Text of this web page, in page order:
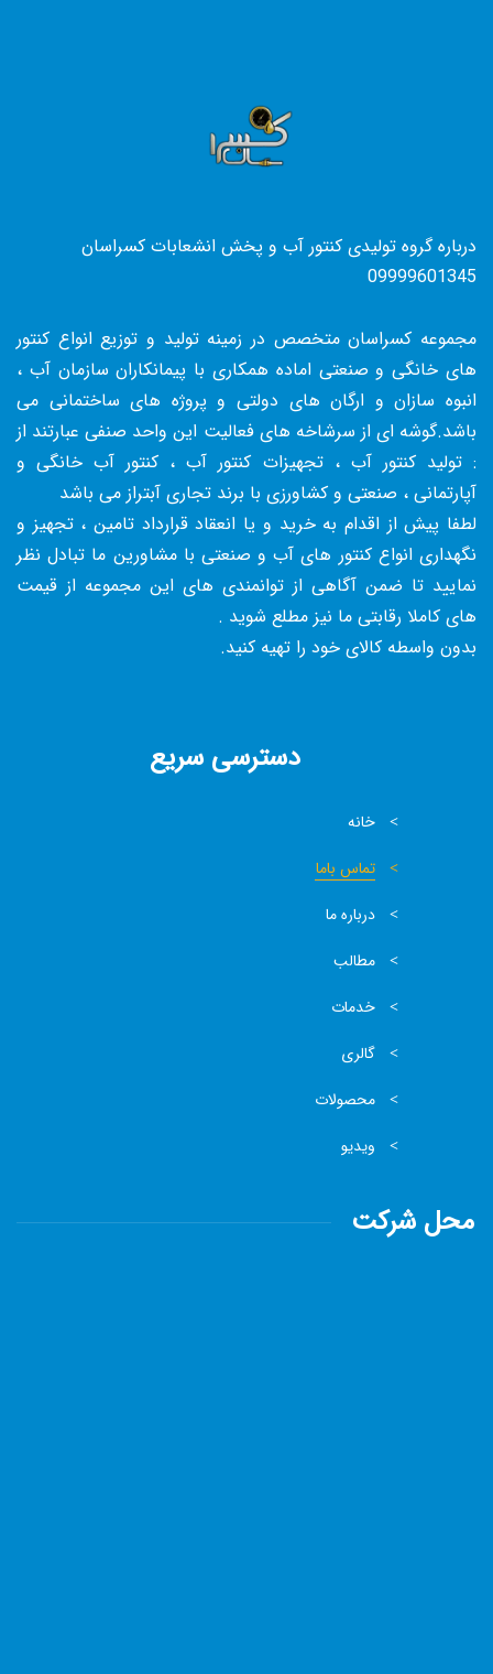
درباره گروه تولیدی کنتور آب و پخش انشعابات کسراسان
09999601345
مجموعه کسراسان متخصص در زمینه تولید و توزیع انواع کنتور
های خانگی و صنعتی اماده همکاری با پیمانکاران سازمان آب ،
انبوه سازان و ارگان های دولتی و پروژه های ساختمانی می
باشد.گوشه ای از سرشاخه های فعالیت این واحد صنفی عبارتند از
: تولید کنتور آب ، تجهیزات کنتور آب ، کنتور آب خانگی و
آپارتمانی ، صنعتی و کشاورزی با برند تجاری آبتراز می باشد
لطفا پیش از اقدام به خرید و یا انعقاد قرارداد تامین ، تجهیز و
نگهداری انواع کنتور های آب و صنعتی با مشاورین ما تبادل نظر
نمایید تا ضمن آگاهی از توانمندی های این مجموعه از قیمت
های کاملا رقابتی ما نیز مطلع شوید .
بدون واسطه کالای خود را تهیه کنید.
دسترسی سریع
خانه
تماس باما
درباره ما
مطالب
خدمات
گالری
محصولات
ویدیو
محل شرکت